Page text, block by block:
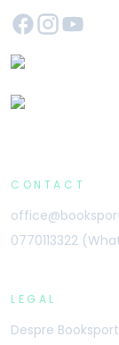
CONTACT
0770113322
LEGAL
Despre Booksport